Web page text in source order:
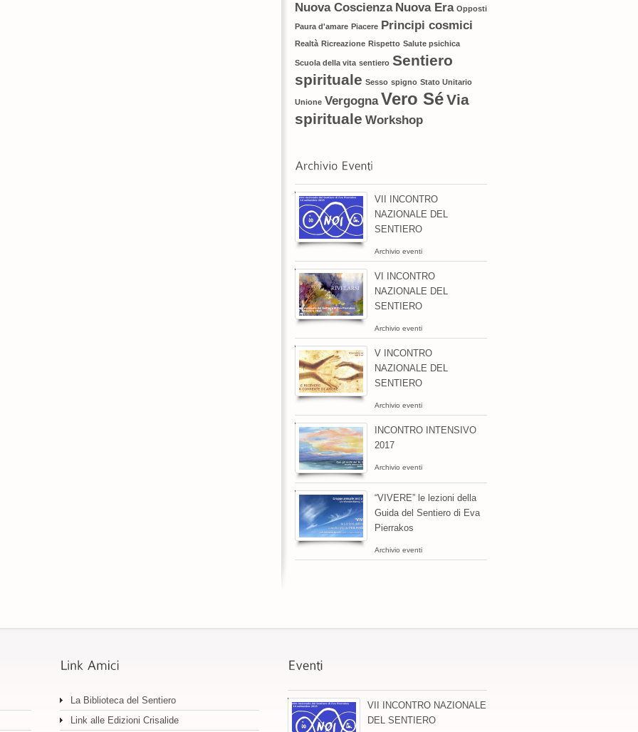
Nuova Coscienza Nuova Era Opposti
Paura d'amare Piacere Principi cosmici
Realtà Ricreazione Rispetto Salute psichica
Scuola della vita sentiero Sentiero
spirituale Sesso spigno Stato Unitario
Unione Vergogna Vero SéVia
spirituale Workshop
VII INCONTRO
NAZIONALE DEL
SENTIERO
Archivio eventi
VI INCONTRO
NAZIONALE DEL
SENTIERO
Archivio eventi
V INCONTRO
NAZIONALE DEL
SENTIERO
Archivio eventi
INCONTRO INTENSIVO
2017
Archivio eventi
“VIVERE” le lezioni della
Guida del Sentiero di Eva
Pierrakos
Archivio eventi
La Biblioteca del Sentiero
Link alle Edizioni Crisalide
VII INCONTRO NAZIONALE
DEL SENTIERO